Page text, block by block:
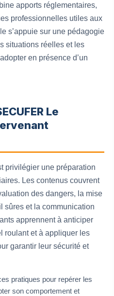
apports réglementaires,
professionnelles utiles aux
s’appuie sur une pédagogie
situations réelles et les
en présence d’un
Le
privilégier une préparation
Les contenus couvrent
des dangers, la mise
sûres et la communication
apprennent à anticiper
roulant et à appliquer les
garantir leur sécurité et
pratiques pour repérer les
son comportement et